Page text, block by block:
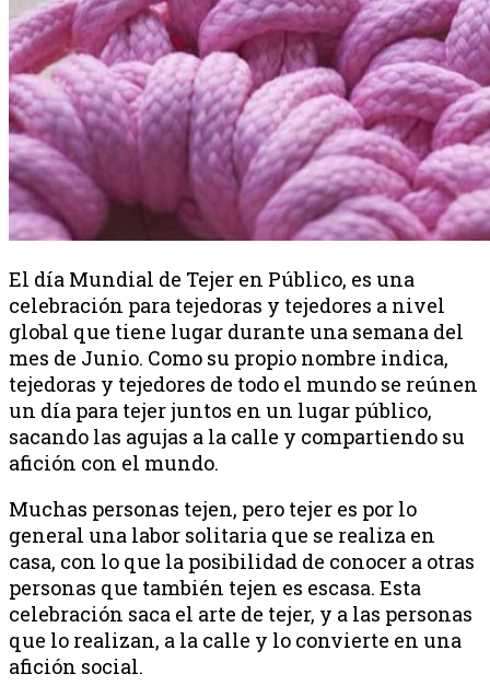
El día Mundial de Tejer en Público, es una
celebración para tejedoras y tejedores a nivel
global que tiene lugar durante una semana del
mes de Junio. Como su propio nombre indica,
tejedoras y tejedores de todo el mundo se reúnen
un día para tejer juntos en un lugar público,
sacando las agujas a la calle y compartiendo su
afición con el mundo.
Muchas personas tejen, pero tejer es por lo
general una labor solitaria que se realiza en
casa, con lo que la posibilidad de conocer a otras
personas que también tejen es escasa. Esta
celebración saca el arte de tejer, y a las personas
que lo realizan, a la calle y lo convierte en una
afición social.